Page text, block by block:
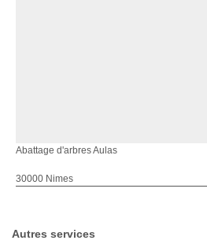
Abattage d'arbres Aulas
30000 Nimes
Autres services